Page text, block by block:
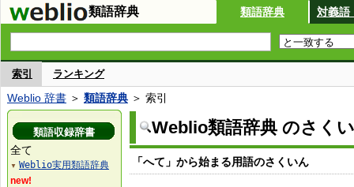
類語辞典 類語辞典 対義語
索引 ランキング
Weblio 辞書 ＞ 類語辞典 ＞ 索引
Weblio類語辞典 のさく
「へて」から始まる用語のさくいん
類語収録辞書
全て
▼ Weblio実用類語辞典
new!